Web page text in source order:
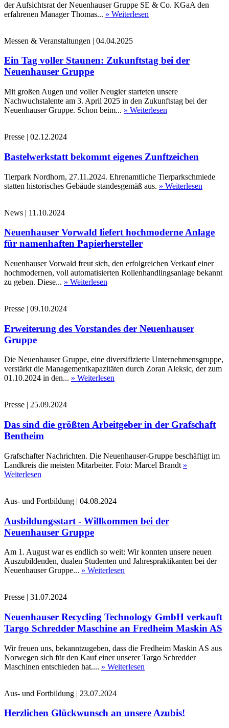
der Aufsichtsrat der Neuenhauser Gruppe SE & Co. KGaA den
erfahrenen Manager Thomas... » Weiterlesen
Messen & Veranstaltungen | 04.04.2025
Ein Tag voller Staunen: Zukunftstag bei der
Neuenhauser Gruppe
Mit großen Augen und voller Neugier starteten unsere
Nachwuchstalente am 3. April 2025 in den Zukunftstag bei der
Neuenhauser Gruppe. Schon beim... » Weiterlesen
Presse | 02.12.2024
Bastelwerkstatt bekommt eigenes Zunftzeichen
Tierpark Nordhorn, 27.11.2024. Ehrenamtliche Tierparkschmiede
statten historisches Gebäude standesgemäß aus. » Weiterlesen
News | 11.10.2024
Neuenhauser Vorwald liefert hochmoderne Anlage
für namenhaften Papierhersteller
Neuenhauser Vorwald freut sich, den erfolgreichen Verkauf einer
hochmodernen, voll automatisierten Rollenhandlingsanlage bekannt
zu geben. Diese... » Weiterlesen
Presse | 09.10.2024
Erweiterung des Vorstandes der Neuenhauser
Gruppe
Die Neuenhauser Gruppe, eine diversifizierte Unternehmensgruppe,
verstärkt die Managementkapazitäten durch Zoran Aleksic, der zum
01.10.2024 in den... » Weiterlesen
Presse | 25.09.2024
Das sind die größten Arbeitgeber in der Grafschaft
Bentheim
Grafschafter Nachrichten. Die Neuenhauser-Gruppe beschäftigt im
Landkreis die meisten Mitarbeiter. Foto: Marcel Brandt »
Weiterlesen
Aus- und Fortbildung | 04.08.2024
Ausbildungsstart - Willkommen bei der
Neuenhauser Gruppe
Am 1. August war es endlich so weit: Wir konnten unsere neuen
Auszubildenden, dualen Studenten und Jahrespraktikanten bei der
Neuenhauser Gruppe... » Weiterlesen
Presse | 31.07.2024
Neuenhauser Recycling Technology GmbH verkauft
Targo Schredder Maschine an Fredheim Maskin AS
Wir freuen uns, bekanntzugeben, dass die Fredheim Maskin AS aus
Norwegen sich für den Kauf einer unserer Targo Schredder
Maschinen entschieden hat.... » Weiterlesen
Aus- und Fortbildung | 23.07.2024
Herzlichen Glückwunsch an unsere Azubis!